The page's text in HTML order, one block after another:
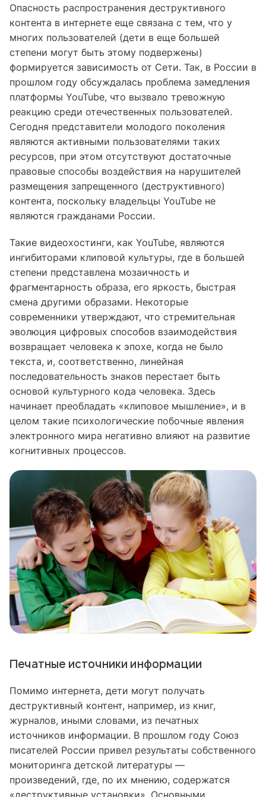
Опасность распространения деструктивного
контента в интернете еще связана с тем, что у
многих пользователей (дети в еще большей
степени могут быть этому подвержены)
формируется зависимость от Сети. Так, в России в
прошлом году обсуждалась проблема замедления
платформы YouTube, что вызвало тревожную
реакцию среди отечественных пользователей.
Сегодня представители молодого поколения
являются активными пользователями таких
ресурсов, при этом отсутствуют достаточные
правовые способы воздействия на нарушителей
размещения запрещенного (деструктивного)
контента, поскольку владельцы YouTube не
являются гражданами России.
Такие видеохостинги, как YouTube, являются
ингибиторами клиповой культуры, где в большей
степени представлена мозаичность и
фрагментарность образа, его яркость, быстрая
смена другими образами. Некоторые
современники утверждают, что стремительная
эволюция цифровых способов взаимодействия
возвращает человека к эпохе, когда не было
текста, и, соответственно, линейная
последовательность знаков перестает быть
основой культурного кода человека. Здесь
начинает преобладать «клиповое мышление», и в
целом такие психологические побочные явления
электронного мира негативно влияют на развитие
когнитивных процессов.
Печатные источники информации
Помимо интернета, дети могут получать
деструктивный контент, например, из книг,
журналов, иными словами, из печатных
источников информации. В прошлом году Союз
писателей России привел результаты собственного
мониторинга детской литературы —
произведений, где, по их мнению, содержатся
«деструктивные установки». Основными